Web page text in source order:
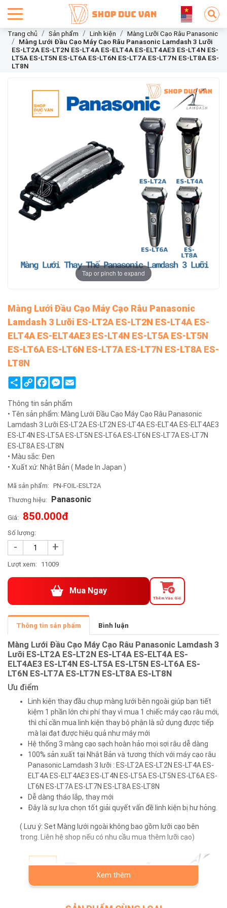
Trang chủ Sản phẩm Linh kiện
Màng Lưỡi Cạo Râu Panasonic
Màng Lưới Đầu Cạo Máy Cạo Râu Panasonic Lamdash 3 Lưỡi
ES-LT2A ES-LT2N ES-LT4A ES-ELT4A ES-ELT4AE3 ES-LT4N ES-
LT5A ES-LT5N ES-LT6A ES-LT6N ES-LT7A ES-LT7N ES-LT8A ES-
LT8N
Tap or pinch to expand
Màng Lưới Đầu Cạo Máy Cạo Râu Panasonic
Lamdash 3 Lưỡi ES-LT2A ES-LT2N ES-LT4A ES-
ELT4A ES-ELT4AE3 ES-LT4N ES-LT5A ES-LT5N
ES-LT6A ES-LT6N ES-LT7A ES-LT7N ES-LT8A ES-
LT8N
ShareCopy
Link
FacebookMessenger
Email
Thông tin sản phẩm
• Tên sản phẩm: Màng Lưới Đầu Cạo Máy Cạo Râu Panasonic
Lamdash 3 Lưỡi ES-LT2A ES-LT2N ES-LT4A ES-ELT4A ES-ELT4AE3
ES-LT4N ES-LT5A ES-LT5N ES-LT6A ES-LT6N ES-LT7A ES-LT7N
ES-LT8A ES-LT8N
• Màu sắc: Đen
• Xuất xứ: Nhật Bản ( Made In Japan )
Mã sản phẩm: PN-FOIL-ESLT2A
Thương hiệu: Panasonic
Giá: 850.000đ
Số lượng:
- +
Lượt xem: 11009
Mua Ngay
Thêm Vào Giỏ
Thông tin sản phẩm Bình luận
Màng Lưới Đầu Cạo Máy Cạo Râu Panasonic Lamdash 3
Lưỡi ES-LT2A ES-LT2N ES-LT4A ES-ELT4A ES-
ELT4AE3 ES-LT4N ES-LT5A ES-LT5N ES-LT6A ES-
LT6N ES-LT7A ES-LT7N ES-LT8A ES-LT8N
Ưu điểm
Linh kiện thay đầu chụp màng lưới bên ngoài giúp bạn tiết
kiệm 1 phần lớn chi phí thay vì mua 1 chiếc máy cạo râu mới,
thì chỉ cần mua linh kiện thay bộ phận là sử dụng được tiếp
mà lại đạt được hiệu quả như máy mới
Hệ thống 3 màng cạo sạch hoàn hảo mọi sợi râu dễ dàng
100% sản xuất tại Nhật Bản và tương thích với máy cạo râu
Panasonic Lamdash 3 lưỡi : ES-LT2A ES-LT2N ES-LT4A ES-
ELT4A ES-ELT4AE3 ES-LT4N ES-LT5A ES-LT5N ES-LT6A ES-
LT6N ES-LT7A ES-LT7N ES-LT8A ES-LT8N
Dễ dàng tháo lắp, thay mới
Đây là sự lựa chọn tốt giải quyết vấn đề linh kiện bị hư hỏng.
( Lưu ý: Set Màng lưới ngoài không bao gồm lưỡi cạo bên
trong. Liên hệ shop nếu có nhu cầu mua thêm lưỡi cạo)
Xem thêm